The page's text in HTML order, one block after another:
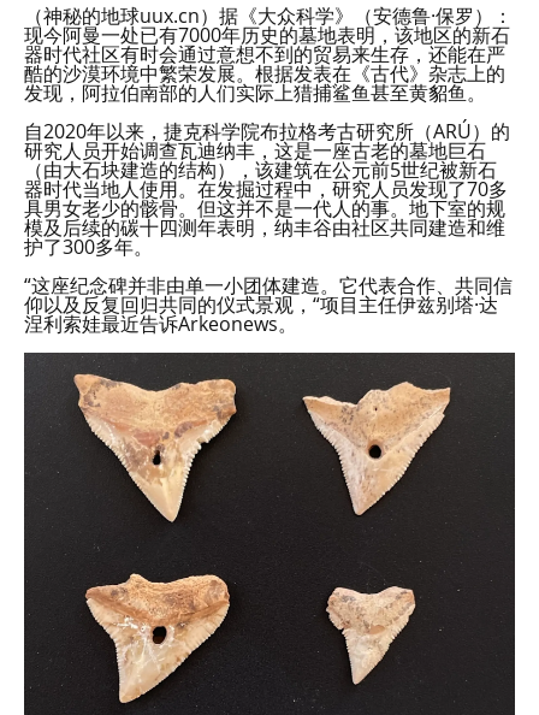
（神秘的地球uux.cn）据《大众科学》（安德鲁·保罗）：
现今阿曼一处已有7000年历史的墓地表明，该地区的新石
器时代社区有时会通过意想不到的贸易来生存，还能在严
酷的沙漠环境中繁荣发展。根据发表在《古代》杂志上的
发现，阿拉伯南部的人们实际上猎捕鲨鱼甚至黄貂鱼。
自2020年以来，捷克科学院布拉格考古研究所（ARÚ）的
研究人员开始调查瓦迪纳丰，这是一座古老的墓地巨石
（由大石块建造的结构），该建筑在公元前5世纪被新石
器时代当地人使用。在发掘过程中，研究人员发现了70多
具男女老少的骸骨。但这并不是一代人的事。地下室的规
模及后续的碳十四测年表明，纳丰谷由社区共同建造和维
护了300多年。
“这座纪念碑并非由单一小团体建造。它代表合作、共同信
仰以及反复回归共同的仪式景观，“项目主任伊兹别塔·达
涅利索娃最近告诉Arkeonews。